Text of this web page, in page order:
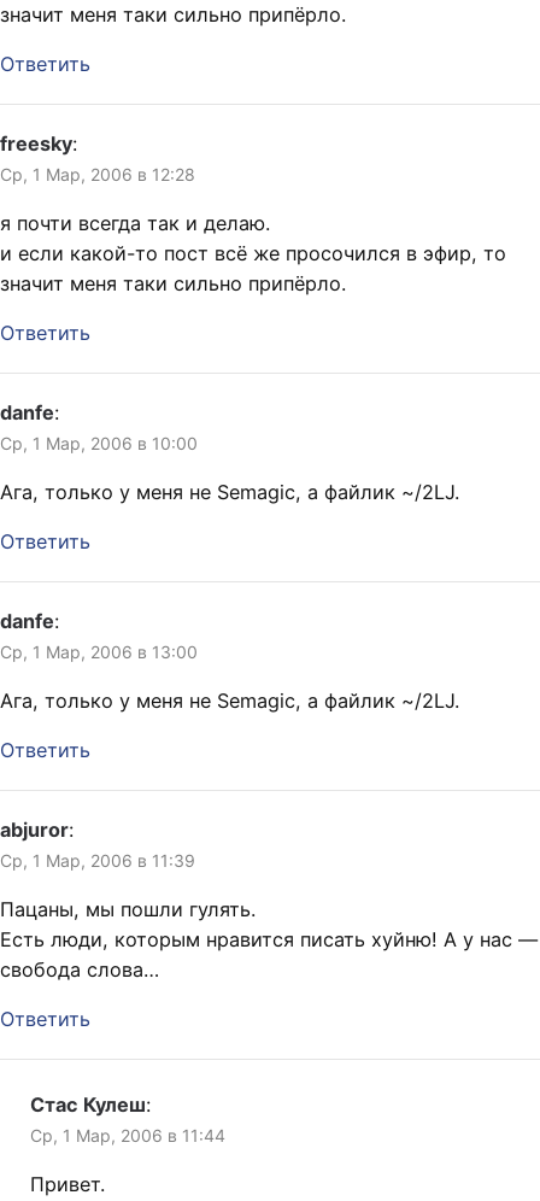
значит меня таки сильно припёрло.
Ответить
freesky:
Ср, 1 Мар, 2006 в 12:28
я почти всегда так и делаю.
и если какой-то пост всё же просочился в эфир, то
значит меня таки сильно припёрло.
Ответить
danfe:
Ср, 1 Мар, 2006 в 10:00
Ага, только у меня не Semagic, а файлик ~/2LJ.
Ответить
danfe:
Ср, 1 Мар, 2006 в 13:00
Ага, только у меня не Semagic, а файлик ~/2LJ.
Ответить
abjuror:
Ср, 1 Мар, 2006 в 11:39
Пацаны, мы пошли гулять.
Есть люди, которым нравится писать хуйню! А у нас —
свобода слова…
Ответить
Стас Кулеш:
Ср, 1 Мар, 2006 в 11:44
Привет.